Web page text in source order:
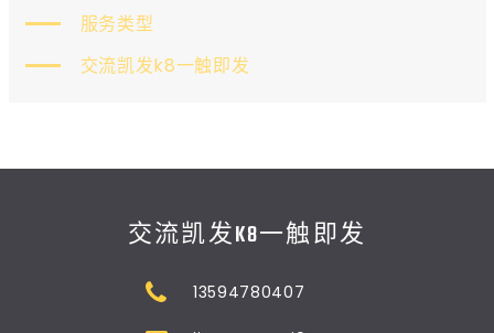
服务类型
交流凯发k8一触即发
交流凯发K8一触即发
13594780407